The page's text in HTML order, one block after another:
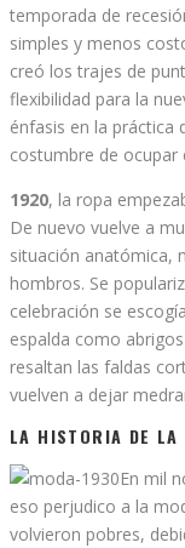
temporada de
simples y menos
creó los trajes de
flexibilidad para la
énfasis en la práctica
costumbre de ocupar
1920, la ropa
De nuevo vuelve a
situación anatómica,
hombros. Se
celebración se
espalda como
resaltan las faldas
vuelven a dejar
LA HISTORIA DE
En mil
eso perjudico a la
volvieron pobres,